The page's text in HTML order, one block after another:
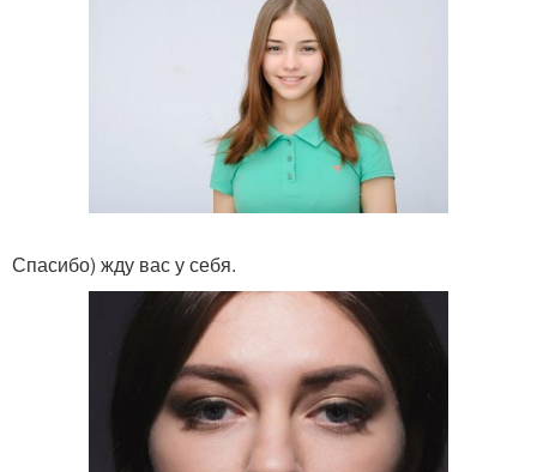
Спасибо) жду вас у себя.